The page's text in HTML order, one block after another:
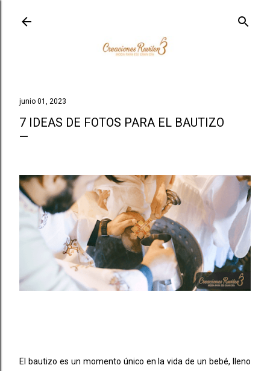
junio 01, 2023
7 IDEAS DE FOTOS PARA EL BAUTIZO
El bautizo es un momento único en la vida de un bebé, lleno